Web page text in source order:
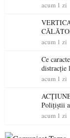
acum 1 zi
acum 1 zi
Ce
distracție
acum 1 zi
Polițiștii
permis
acum 1 zi